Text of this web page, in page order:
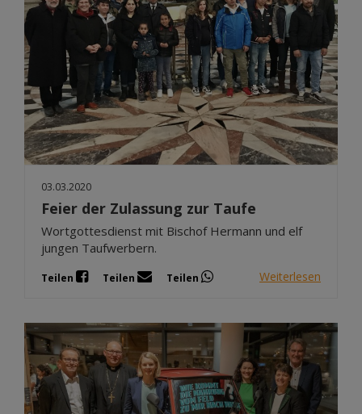
03.03.2020
Feier der Zulassung zur Taufe
Wortgottesdienst mit Bischof Hermann und elf
jungen Taufwerbern.
Teilen Teilen Teilen Weiterlesen